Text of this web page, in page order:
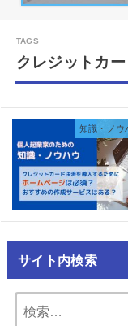
クレジットカ
知識・ノウ
サイト内検索